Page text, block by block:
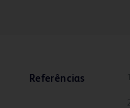
Referências